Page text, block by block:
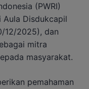
(PWRI)
Disdukcapil
12/2025), dan
mitra
masyarakat.
pemahaman